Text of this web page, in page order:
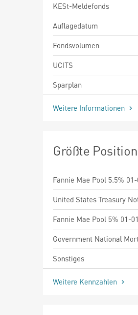
KESt-Meldefonds
Auflagedatum
Fondsvolumen
UCITS
Sparplan
Weitere Informationen
Größte
Fannie Mae Pool 5.5%
United States Treasury
Fannie Mae Pool 5% 01-
Government National
Sonstiges
Weitere Kennzahlen